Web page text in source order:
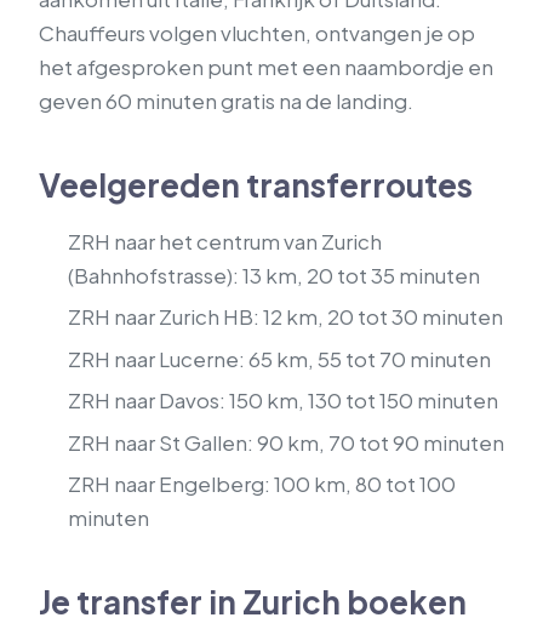
Chauffeurs volgen vluchten, ontvangen je op
het afgesproken punt met een naambordje en
geven 60 minuten gratis na de landing.
Veelgereden transferroutes
ZRH naar het centrum van Zurich
(Bahnhofstrasse): 13 km, 20 tot 35 minuten
ZRH naar Zurich HB: 12 km, 20 tot 30 minuten
ZRH naar Lucerne: 65 km, 55 tot 70 minuten
ZRH naar Davos: 150 km, 130 tot 150 minuten
ZRH naar St Gallen: 90 km, 70 tot 90 minuten
ZRH naar Engelberg: 100 km, 80 tot 100
minuten
Je transfer in Zurich boeken